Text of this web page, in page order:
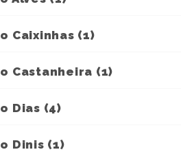
Caixinhas (1)
Castanheira (1)
Dias (4)
Dinis (1)